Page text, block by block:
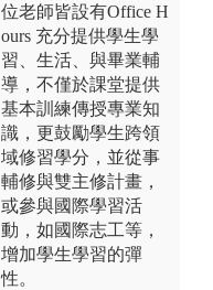
位老師皆設有Office H
ours 充分提供學生學
習、生活、與畢業輔
導，不僅於課堂提供
基本訓練傳授專業知
識，更鼓勵學生跨領
域修習學分，並從事
輔修與雙主修計畫，
或參與國際學習活
動，如國際志工等，
增加學生學習的彈
性。